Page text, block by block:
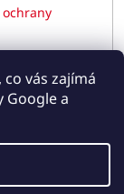
vás zajímá
Google a